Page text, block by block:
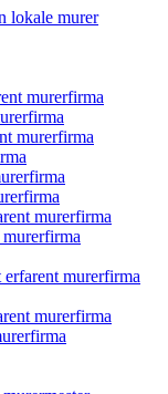
lokale murer
murerfirma
murerfirma
murerfirma
murerfirma
murerfirma